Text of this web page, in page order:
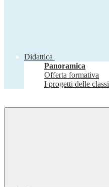
Didattica
Panoramica
Offerta formativa
I progetti delle classi